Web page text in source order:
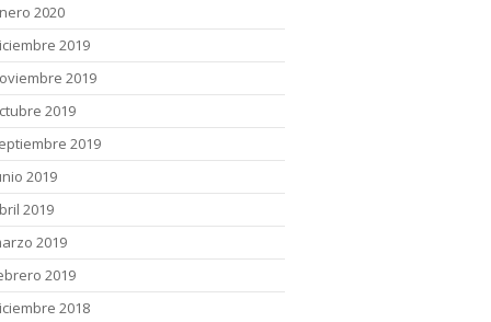
2020
2019
2019
2019
2019
2019
2019
2019
2019
2018